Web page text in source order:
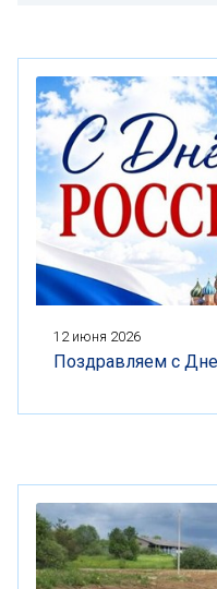
12 июня 2026
Поздравляем с